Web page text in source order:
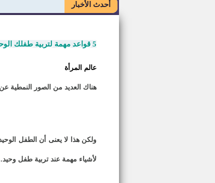
أحدث الأخبار
5 قواعد مهمة لتربية طفلك الوحيد.. "عشان ما يبقاش أنانى ولا انطوائى"
عالم المرأة
هناك العديد من الصور النمطية عن
ولكن هذا لا يعنى أن الطفل
لأشياء مهمة عند تربية طفل وحيد.